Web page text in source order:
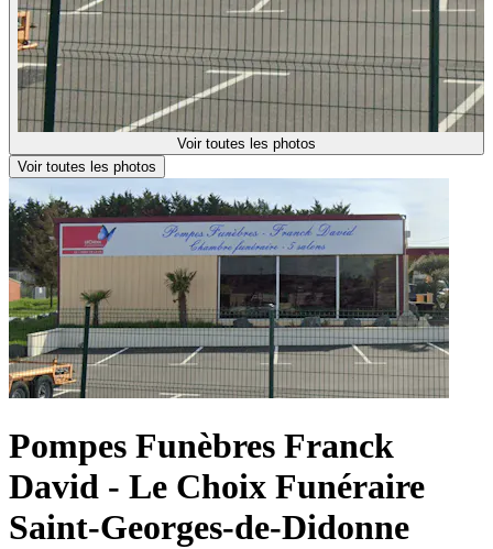
Voir toutes les photos
Voir toutes les photos
Pompes Funèbres Franck
David - Le Choix Funéraire
Saint-Georges-de-Didonne